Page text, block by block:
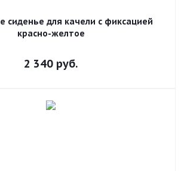
сиденье для качели с фиксацией
красно-желтое
2 340 руб.